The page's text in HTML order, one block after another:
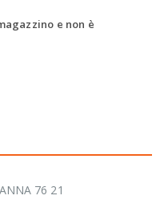
e non è
76 21